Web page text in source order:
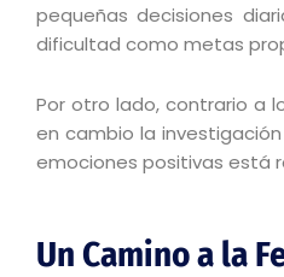
pequeñas decisiones
dificultad como metas
Por otro lado, contrario a
en cambio la
emociones positivas está
Un Camino a la